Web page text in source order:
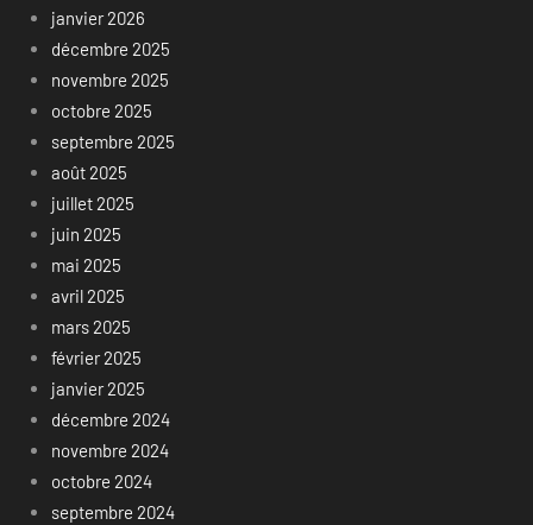
janvier 2026
décembre 2025
novembre 2025
octobre 2025
septembre 2025
août 2025
juillet 2025
juin 2025
mai 2025
avril 2025
mars 2025
février 2025
janvier 2025
décembre 2024
novembre 2024
octobre 2024
septembre 2024